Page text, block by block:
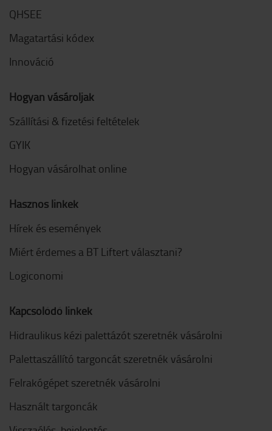
QHSEE
Magatartási kódex
Innováció
Hogyan vásároljak
Szállítási & fizetési feltételek
GYIK
Hogyan vásárolhat online
Hasznos linkek
Hírek és események
Miért érdemes a BT Liftert választani?
Logiconomi
Kapcsolódó linkek
Hidraulikus kézi palettázót szeretnék vásárolni
Palettaszállító targoncát szeretnék vásárolni
Felrakógépet szeretnék vásárolni
Használt targoncák